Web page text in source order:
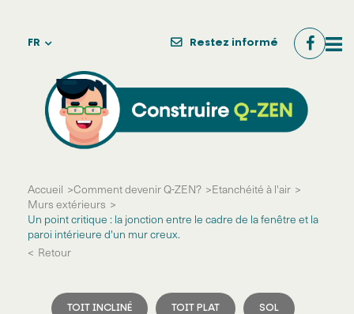
Restez informé
FR
Accueil Comment devenir Q-ZEN?
Etanchéité à l'air
Murs extérieurs
Un point critique : la jonction entre le cadre de la fenêtre et la
paroi intérieure d'un mur creux.
Retour
TOIT INCLINÉ TOIT PLAT SOL